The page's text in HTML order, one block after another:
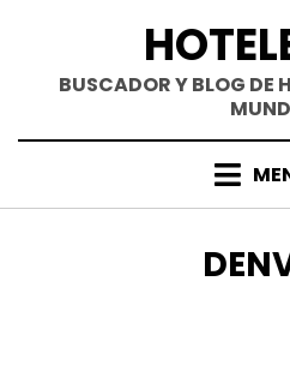
contenidoBUSCADOR Y BLOG DE
: